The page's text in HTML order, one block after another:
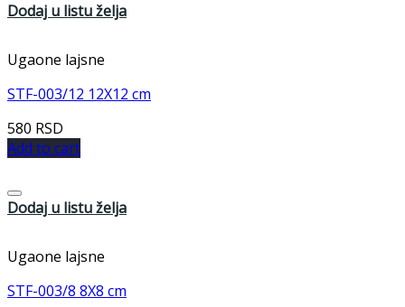
Dodaj u listu želja
Ugaone lajsne
STF-003/12 12X12 cm
580 RSD
Add to cart
Dodaj u listu želja
Ugaone lajsne
STF-003/8 8X8 cm